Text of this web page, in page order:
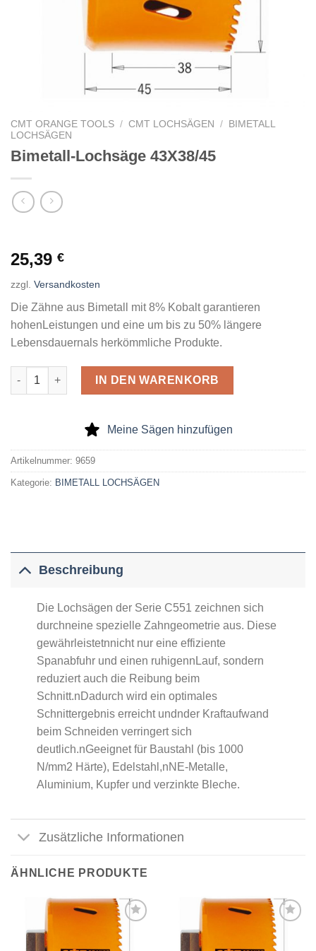
CMT ORANGE TOOLS / CMT LOCHSÄGEN / BIMETALL
LOCHSÄGEN
Bimetall-Lochsäge 43X38/45
25,39 €
zzgl. Versandkosten
Die Zähne aus Bimetall mit 8% Kobalt garantieren
hohenLeistungen und eine um bis zu 50% längere
Lebensdauernals herkömmliche Produkte.
Bimetall-Lochsäge 43X38/45 Menge
IN DEN WARENKORB
Meine Sägen hinzufügen
Artikelnummer: 9659
Kategorie: BIMETALL LOCHSÄGEN
Beschreibung
Die Lochsägen der Serie C551 zeichnen sich
durchneine spezielle Zahngeometrie aus. Diese
gewährleistetnnicht nur eine effiziente
Spanabfuhr und einen ruhigennLauf, sondern
reduziert auch die Reibung beim
Schnitt.nDadurch wird ein optimales
Schnittergebnis erreicht undnder Kraftaufwand
beim Schneiden verringert sich
deutlich.nGeeignet für Baustahl (bis 1000
N/mm2 Härte), Edelstahl,nNE-Metalle,
Aluminium, Kupfer und verzinkte Bleche.
Zusätzliche Informationen
ÄHNLICHE PRODUKTE